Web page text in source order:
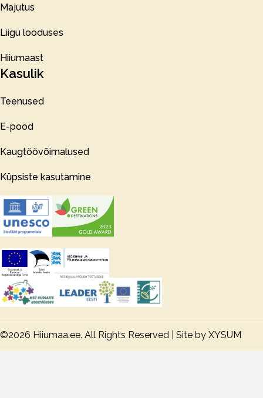
Majutus
Liigu looduses
Hiiumaast
Kasulik
Teenused
E-pood
Kaugtöövõimalused
Küpsiste kasutamine
©2026 Hiiumaa.ee. All Rights Reserved | Site by XYSUM